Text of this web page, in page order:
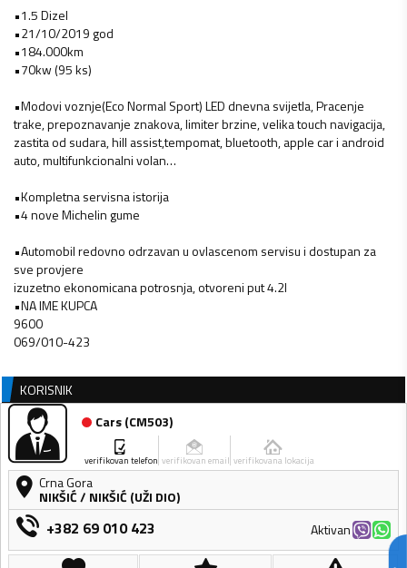
•1.5 Dizel
•21/10/2019 god
•184.000km
•70kw (95 ks)
•Modovi voznje(Eco Normal Sport) LED dnevna svijetla, Pracenje
trake, prepoznavanje znakova, limiter brzine, velika touch navigacija,
zastita od sudara, hill assist,tempomat, bluetooth, apple car i android
auto, multifunkcionalni volan…
•Kompletna servisna istorija
•4 nove Michelin gume
•Automobil redovno odrzavan u ovlascenom servisu i dostupan za
sve provjere
izuzetno ekonomicana potrosnja, otvoreni put 4.2l
•NA IME KUPCA
9600
069/010-423
KORISNIK
Cars(CM503)
verifikovan telefon verifikovan email verifikovana lokacija
Crna Gora
NIKŠIĆ/ NIKŠIĆ (UŽI DIO)
+382 69 010 423 Aktivan